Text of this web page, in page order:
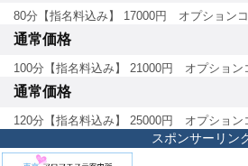
80分【指名料込み】 17000円 オプション
通常価格
100分【指名料込み】 21000円 オプション
通常価格
120分【指名料込み】 25000円 オプション
スポンサーリン